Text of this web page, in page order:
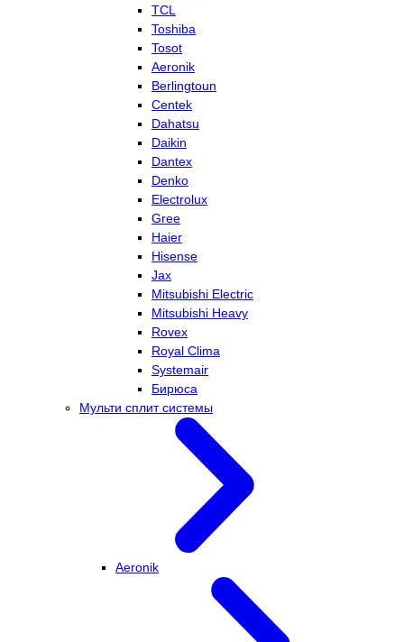
TCL
Toshiba
Tosot
Aeronik
Berlingtoun
Centek
Dahatsu
Daikin
Dantex
Denko
Electrolux
Gree
Haier
Hisense
Jax
Mitsubishi Electric
Mitsubishi Heavy
Rovex
Royal Clima
Systemair
Бирюса
Мульти сплит системы
Aeronik